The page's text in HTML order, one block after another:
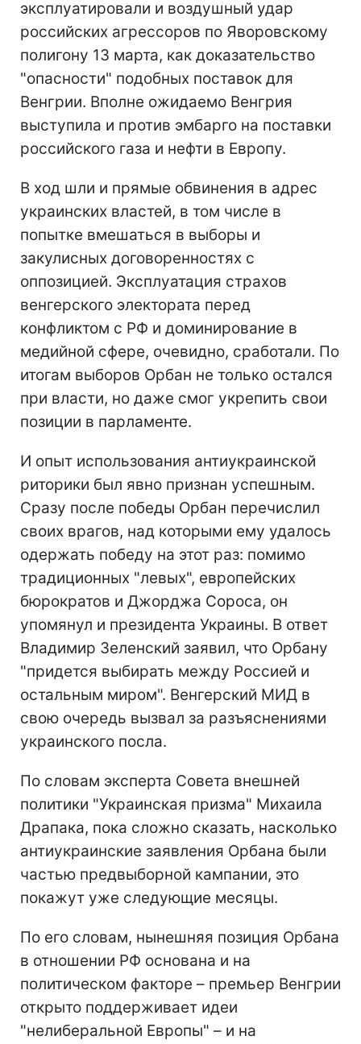
эксплуатировали и воздушный удар
российских агрессоров по Яворовскому
полигону 13 марта, как доказательство
"опасности" подобных поставок для
Венгрии. Вполне ожидаемо Венгрия
выступила и против эмбарго на поставки
российского газа и нефти в Европу.
В ход шли и прямые обвинения в адрес
украинских властей, в том числе в
попытке вмешаться в выборы и
закулисных договоренностях с
оппозицией. Эксплуатация страхов
венгерского электората перед
конфликтом с РФ и доминирование в
медийной сфере, очевидно, сработали. По
итогам выборов Орбан не только остался
при власти, но даже смог укрепить свои
позиции в парламенте.
И опыт использования антиукраинской
риторики был явно признан успешным.
Сразу после победы Орбан перечислил
своих врагов, над которыми ему удалось
одержать победу на этот раз: помимо
традиционных "левых", европейских
бюрократов и Джорджа Сороса, он
упомянул и президента Украины. В ответ
Владимир Зеленский заявил, что Орбану
"придется выбирать между Россией и
остальным миром". Венгерский МИД в
свою очередь вызвал за разъяснениями
украинского посла.
По словам эксперта Совета внешней
политики "Украинская призма" Михаила
Драпака, пока сложно сказать, насколько
антиукраинские заявления Орбана были
частью предвыборной кампании, это
покажут уже следующие месяцы.
По его словам, нынешняя позиция Орбана
в отношении РФ основана и на
политическом факторе – премьер Венгрии
открыто поддерживает идеи
"нелиберальной Европы" – и на